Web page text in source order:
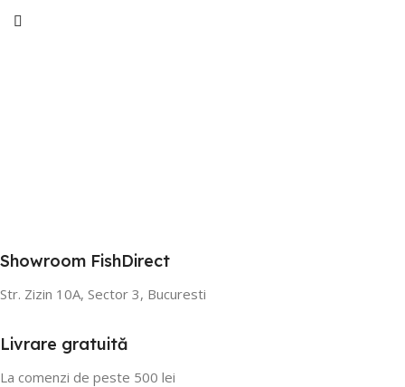
Showroom FishDirect
Str. Zizin 10A, Sector 3, Bucuresti
Livrare gratuită
La comenzi de peste 500 lei